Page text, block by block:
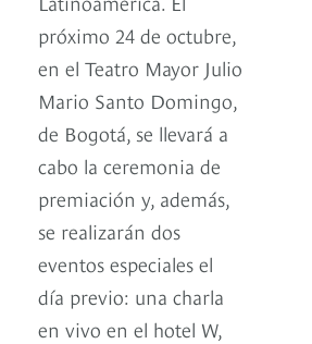
próximo 24 de octubre,
en el Teatro Mayor Julio
Mario Santo Domingo,
de Bogotá, se llevará a
cabo la ceremonia de
premiación y, además,
se realizarán dos
eventos especiales el
día previo: una charla
en vivo en el hotel W,